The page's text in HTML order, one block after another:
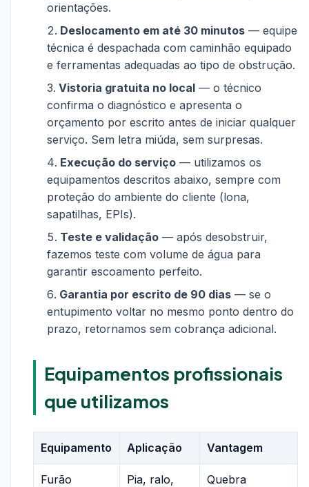
orientações.
Deslocamento em até 30 minutos — equipe
técnica é despachada com caminhão equipado
e ferramentas adequadas ao tipo de obstrução.
Vistoria gratuita no local — o técnico
confirma o diagnóstico e apresenta o
orçamento por escrito antes de iniciar qualquer
serviço. Sem letra miúda, sem surpresas.
Execução do serviço — utilizamos os
equipamentos descritos abaixo, sempre com
proteção do ambiente do cliente (lona,
sapatilhas, EPIs).
Teste e validação — após desobstruir,
fazemos teste com volume de água para
garantir escoamento perfeito.
Garantia por escrito de 90 dias — se o
entupimento voltar no mesmo ponto dentro do
prazo, retornamos sem cobrança adicional.
Equipamentos profissionais
que utilizamos
Equipamento Aplicação Vantagem
Furão
Pia, ralo,
Quebra